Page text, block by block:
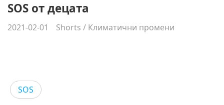
SOS от децата
2021-02-01 Shorts / Климатични промени
SOS